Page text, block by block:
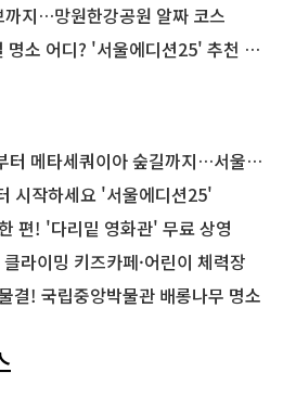
까지…망원한강공원 알짜 코스
소 어디? '서울에디션25' 추천 코스
세쿼이아 숲길까지…서울둘레길 15코스
시작하세요 '서울에디션25'
편! '다리밑 영화관' 무료 상영
라이밍 키즈카페·어린이 체력장
결! 국립중앙박물관 배롱나무 명소